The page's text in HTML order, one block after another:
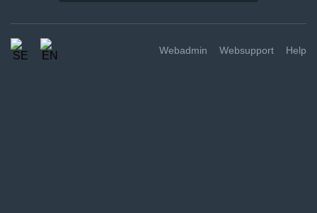
Webadmin Websupport Help